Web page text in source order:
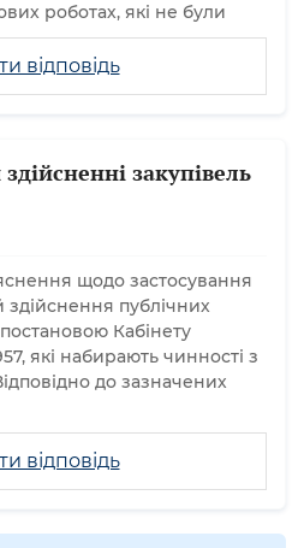
відповідь
роботах, які не були
закупівель
відповідь
щодо застосування
публічних
Кабінету
які набирають чинності з
до зазначених